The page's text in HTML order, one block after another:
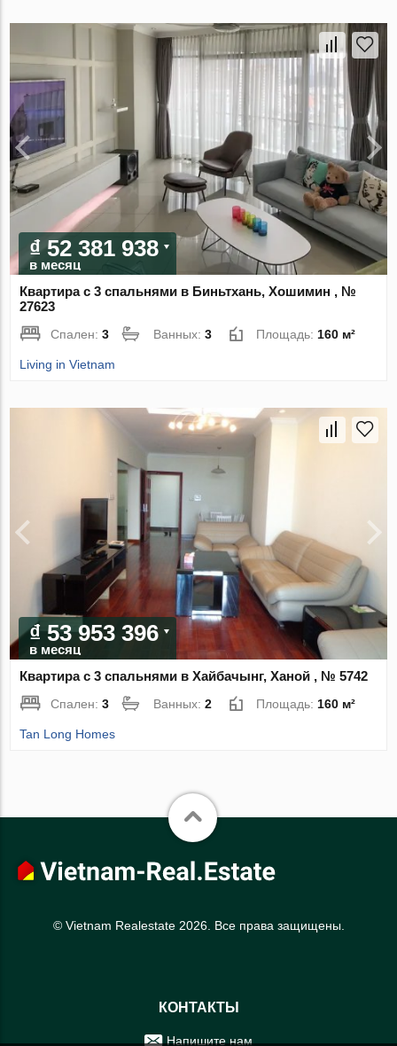
₫ 52 381 938
в месяц
Квартира с 3 спальнями в Биньтхань, Хошимин , №
27623
Спален:3 Ванных:3 Площадь: 160 м²
Living in Vietnam
₫ 53 953 396
в месяц
Квартира с 3 спальнями в Хайбачынг, Ханой , № 5742
Спален:3 Ванных:2 Площадь: 160 м²
Tan Long Homes
© Vietnam Realestate 2026. Все права защищены.
КОНТАКТЫ
Напишите нам